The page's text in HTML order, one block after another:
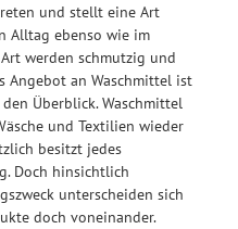
und stellt eine Art
Alltag ebenso wie im
werden schmutzig und
Angebot an Waschmittel ist
Überblick. Waschmittel
und Textilien wieder
besitzt jedes
Doch hinsichtlich
unterscheiden sich
doch voneinander.